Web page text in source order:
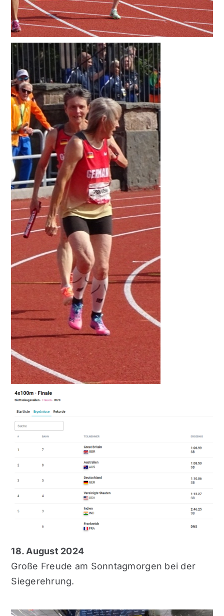
18. August 2024
Große Freude am Sonntagmorgen bei der
Siegerehrung.